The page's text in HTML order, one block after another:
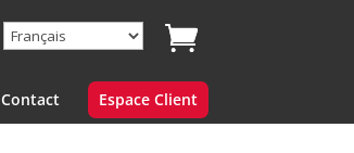
Contact Espace Client